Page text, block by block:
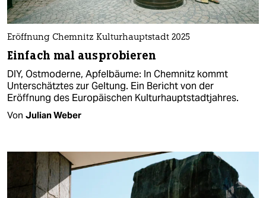
Eröffnung Chemnitz Kulturhauptstadt 2025
Einfach mal ausprobieren
DIY, Ostmoderne, Apfelbäume: In Chemnitz kommt
Unterschätztes zur Geltung. Ein Bericht von der
Eröffnung des Europäischen Kulturhauptstadtjahres.
Von Julian Weber